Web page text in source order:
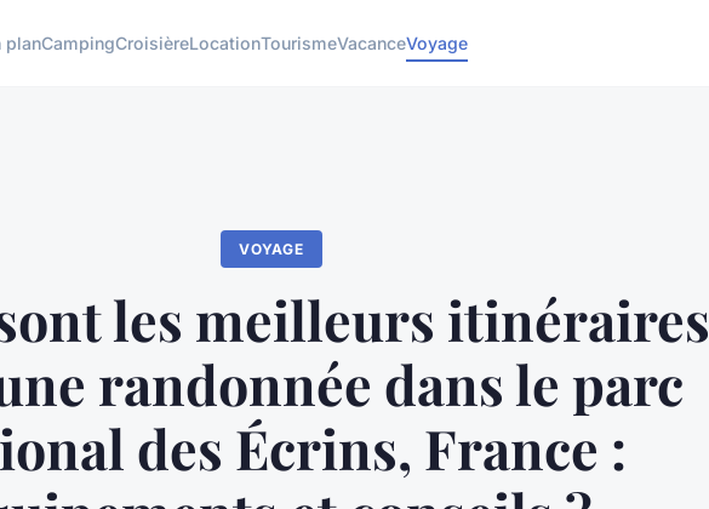
planCampingCroisièreLocationTourismeVacanceVoyage
VOYAGE
les meilleurs itinéraires
randonnée dans le parc
des Écrins, France :